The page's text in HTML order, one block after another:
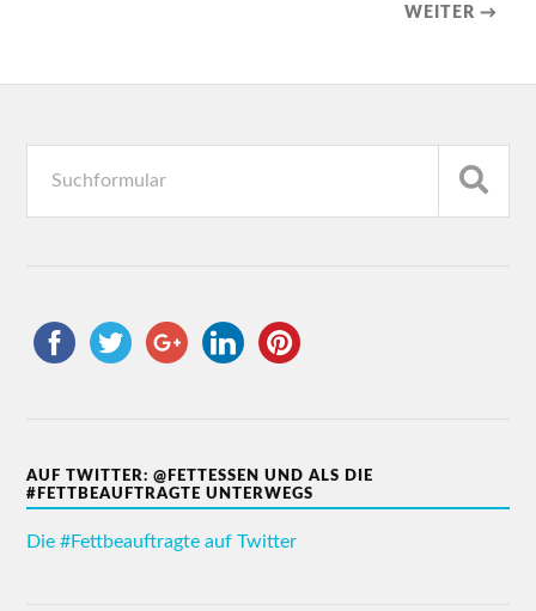
WEITER →
AUF TWITTER: @FETTESSEN UND ALS DIE
#FETTBEAUFTRAGTE UNTERWEGS
Die #Fettbeauftragte auf Twitter